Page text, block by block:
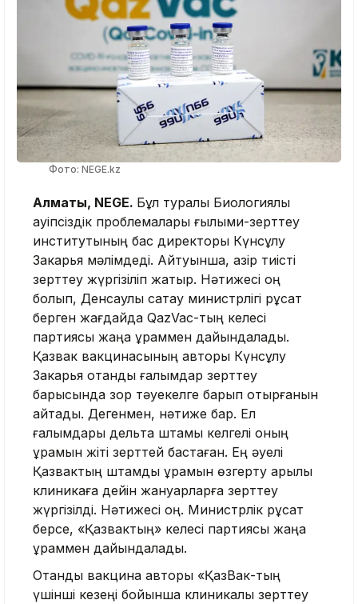
Фото: NEGE.kz
Алматы, NEGE. Бұл туралы Биологиялық
қауіпсіздік проблемалары ғылыми-зерттеу
институтының бас директоры Күнсұлу
Закарья мәлімдеді. Айтуынша, қазір тиісті
зерттеу жүргізіліп жатыр. Нәтижесі оң
болып, Денсаулық сақтау министрлігі рұқсат
берген жағдайда QazVac-тың келесі
партиясы жаңа құраммен дайындалады.
Қазвак вакцинасының авторы Күнсұлу
Закарья отандық ғалымдар зерттеу
барысында зор тәуекелге барып отырғанын
айтады. Дегенмен, нәтиже бар. Ел
ғалымдары дельта штамы келгелі оның
құрамын жіті зерттей бастаған. Ең әуелі
Қазвактың штамдық құрамын өзгерту арқылы
клиникаға дейін жануарларға зерттеу
жүргізілді. Нәтижесі оң. Министрлік рұқсат
берсе, «Қазвактың» келесі партиясы жаңа
құраммен дайындалады.
Отандық вакцина авторы «ҚазВак-тың
үшінші кезеңі бойынша клиникалық зерттеу